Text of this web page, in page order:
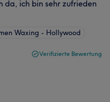
da, ich bin sehr zufrieden
Waxing - Hollywood
Verifizierte Bewertung